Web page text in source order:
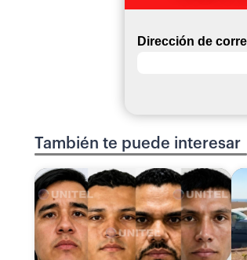
Dirección de
También te puede interesar